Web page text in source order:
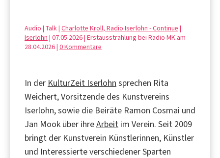
Audio | Talk | Charlotte Kroll, Radio Iserlohn - Continue |
Iserlohn | 07.05.2026 | Erstausstrahlung bei Radio MK am
28.04.2026 | 0 Kommentare
In der KulturZeit Iserlohn sprechen Rita
Weichert, Vorsitzende des Kunstvereins
Iserlohn, sowie die Beiräte Ramon Cosmai und
Jan Mook über ihreArbeit im Verein. Seit 2009
bringt der Kunstverein Künstlerinnen, Künstler
und Interessierte verschiedener Sparten